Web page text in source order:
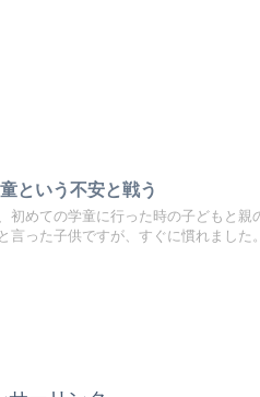
という不安と戦う
初めての学童に行った時の子どもと親
言った子供ですが、すぐに慣れました